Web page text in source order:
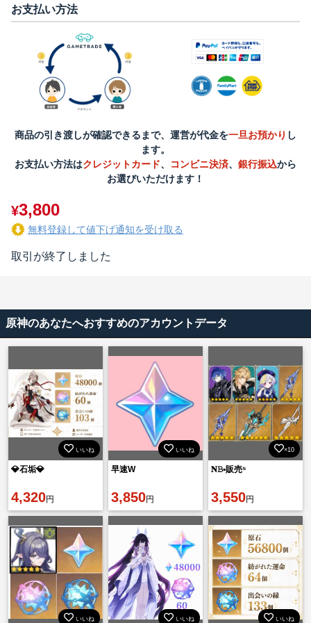
お支払い方法
商品の引き渡しが確認できるまで、運営が代金を一旦お預かり し
ます。
お支払い方法はクレジットカード、 コンビニ決済、 銀行振込から
お選びいただけます！
¥3,800
無料登録して値下げ通知を受け取る
取引が終了しました
原神のあなたへおすすめのアカウントデータ
いいね
💎石垢💎
4,320円
いいね
早速W
3,850円
×10
𝐍𝙱▪︎販売⁵
3,550円
いいね いいね いいね